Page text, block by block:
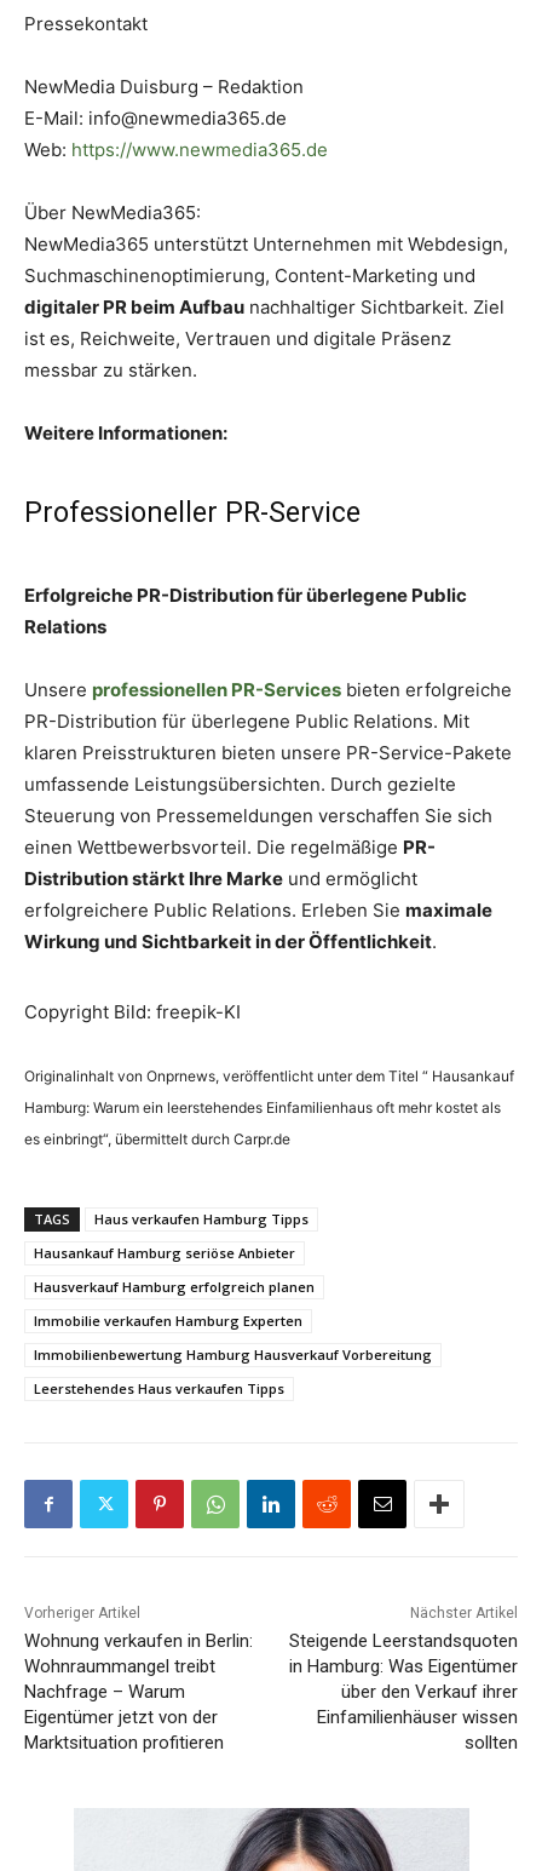
Pressekontakt
NewMedia Duisburg – Redaktion
E-Mail: info@newmedia365.de
Web: https://www.newmedia365.de
Über NewMedia365:
NewMedia365 unterstützt Unternehmen mit Webdesign,
Suchmaschinenoptimierung, Content-Marketing und
digitaler PR beim Aufbau nachhaltiger Sichtbarkeit. Ziel
ist es, Reichweite, Vertrauen und digitale Präsenz
messbar zu stärken.
Weitere Informationen:
Professioneller PR-Service
Erfolgreiche PR-Distribution für überlegene Public
Relations
Unsere professionellen PR-Services bieten erfolgreiche
PR-Distribution für überlegene Public Relations. Mit
klaren Preisstrukturen bieten unsere PR-Service-Pakete
umfassende Leistungsübersichten. Durch gezielte
Steuerung von Pressemeldungen verschaffen Sie sich
einen Wettbewerbsvorteil. Die regelmäßige PR-
Distribution stärkt Ihre Marke und ermöglicht
erfolgreichere Public Relations. Erleben Sie maximale
Wirkung und Sichtbarkeit in der Öffentlichkeit.
Copyright Bild: freepik-KI
Originalinhalt von Onprnews, veröffentlicht unter dem Titel “ Hausankauf
Hamburg: Warum ein leerstehendes Einfamilienhaus oft mehr kostet als
es einbringt“, übermittelt durch Carpr.de
TAGS
Haus verkaufen Hamburg Tipps
Hausankauf Hamburg seriöse Anbieter
Hausverkauf Hamburg erfolgreich planen
Immobilie verkaufen Hamburg Experten
Immobilienbewertung Hamburg Hausverkauf Vorbereitung
Leerstehendes Haus verkaufen Tipps
Vorheriger Artikel
Wohnung verkaufen in Berlin:
Wohnraummangel treibt
Nachfrage – Warum
Eigentümer jetzt von der
Marktsituation profitieren
Nächster Artikel
Steigende Leerstandsquoten
in Hamburg: Was Eigentümer
über den Verkauf ihrer
Einfamilienhäuser wissen
sollten